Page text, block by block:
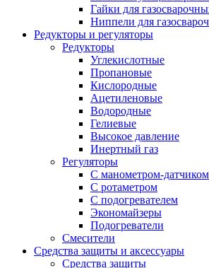
Гайки для
Ниппели для
Редукторы и регуляторы
Редукторы
Углекислотные
Пропановые
Кислородные
Ацетиленовые
Водородные
Гелиевые
Высокое давление
Инертный газ
Регуляторы
С манометром-датчиком
С ротаметром
С подогревателем
Экономайзеры
Подогреватели
Смесители
Средства защиты и аксессуары
Средства защиты